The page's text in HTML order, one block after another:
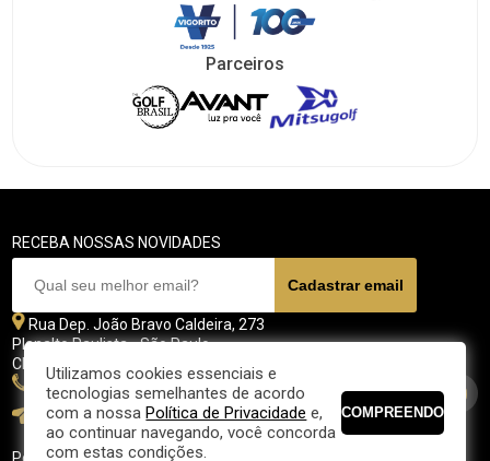
Parceiros
RECEBA NOSSAS NOVIDADES
Rua Dep. João Bravo Caldeira, 273
Planalto Paulista - São Paulo
CEP 04071 - 045
11 5070-4700
fpgolfe@fpgolfe.com.br
Utilizamos cookies essenciais e
tecnologias semelhantes de acordo
com a nossaPolítica de Privacidade e,
ao continuar navegando, você concorda
com estas condições.